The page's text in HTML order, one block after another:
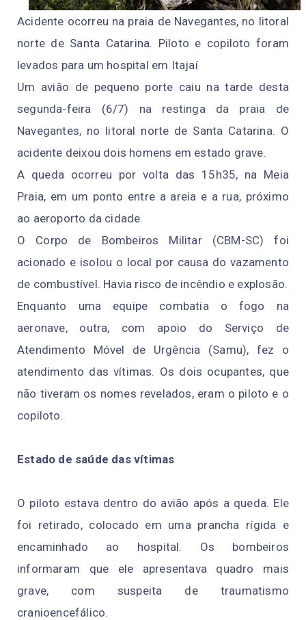
Acidente ocorreu na praia de Navegantes, no litoral
norte de Santa Catarina. Piloto e copiloto foram
levados para um hospital em Itajaí
Um avião de pequeno porte caiu na tarde desta
segunda-feira (6/7) na restinga da praia de
Navegantes, no litoral norte de Santa Catarina. O
acidente deixou dois homens em estado grave.
A queda ocorreu por volta das 15h35, na Meia
Praia, em um ponto entre a areia e a rua, próximo
ao aeroporto da cidade.
O Corpo de Bombeiros Militar (CBM-SC) foi
acionado e isolou o local por causa do vazamento
de combustível. Havia risco de incêndio e explosão.
Enquanto uma equipe combatia o fogo na
aeronave, outra, com apoio do Serviço de
Atendimento Móvel de Urgência (Samu), fez o
atendimento das vítimas. Os dois ocupantes, que
não tiveram os nomes revelados, eram o piloto e o
copiloto.
Estado de saúde das vítimas
O piloto estava dentro do avião após a queda. Ele
foi retirado, colocado em uma prancha rígida e
encaminhado ao hospital. Os bombeiros
informaram que ele apresentava quadro mais
grave, com suspeita de traumatismo
cranioencefálico.